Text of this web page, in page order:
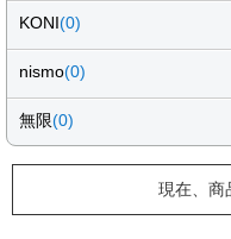
KONI(0)
nismo(0)
無限(0)
現在、商